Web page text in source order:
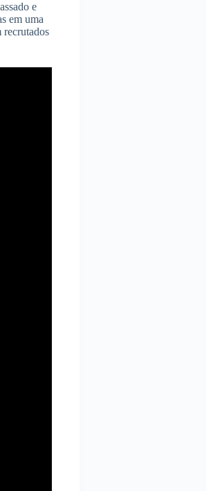
e
em uma
recrutados